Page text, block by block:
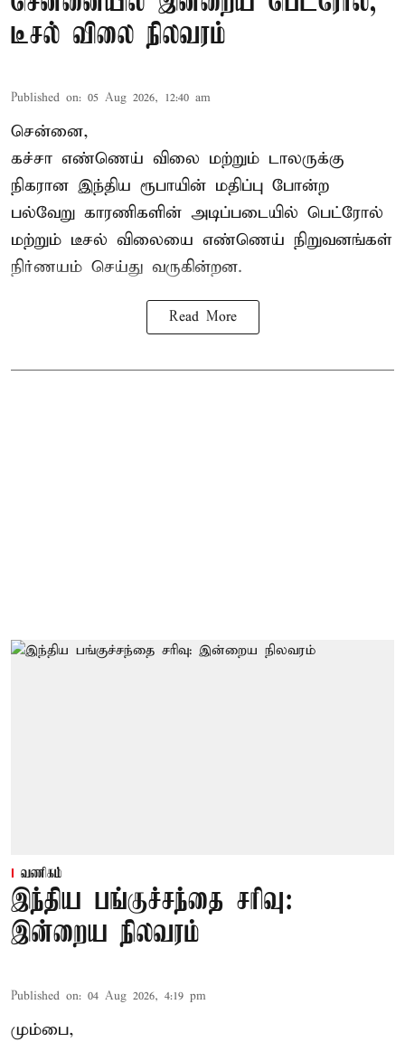
டீசல் விலை நிலவரம்
Published on: 05 Aug 2026, 12:40 am
சென்னை,
கச்சா எண்ணெய் விலை மற்றும் டாலருக்கு
நிகரான இந்திய ரூபாயின் மதிப்பு போன்ற
பல்வேறு காரணிகளின் அடிப்படையில் பெட்ரோல்
மற்றும் டீசல் விலையை எண்ணெய் நிறுவனங்கள்
நிர்ணயம் செய்து வருகின்றன.
Read More
வணிகம்
இந்திய பங்குச்சந்தை சரிவு:
இன்றைய நிலவரம்
Published on: 04 Aug 2026, 4:19 pm
மும்பை,